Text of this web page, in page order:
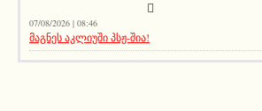
07/08/2026 | 08:46
მაგნეს აკლიუში პსჟ-შია!